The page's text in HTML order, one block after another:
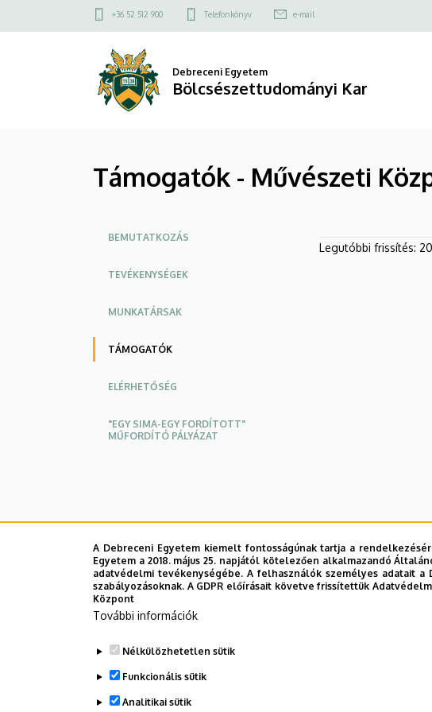
Támogatók
Művészeti
Bölcsészettudományi
a
Felső
menü
+36 52 512 900 Telefonkönyv e-mail
Debreceni Egyetem
Bölcsészettudományi Kar
Támogatók - Művészeti
Oldalmenü
BEMUTATKOZÁS
TEVÉKENYSÉGEK
MUNKATÁRSAK
TÁMOGATÓK
ELÉRHETŐSÉG
"EGY SIMA-EGY FORDÍTOTT"
MŰFORDÍTÓ PÁLYÁZAT
Legutóbbi frissítés:
A Debreceni Egyetem kiemelt fontosságúnak tartja a
Egyetem a 2018. május 25. napjától kötelezően alkalmazandó
adatvédelmi tevékenységébe. A felhasználók személyes adatait
szabályozásoknak. A GDPR előírásait követve frissítettük
Központ
További információk
Nélkülözhetetlen sütik
Funkcionális sütik
Analitikai sütik